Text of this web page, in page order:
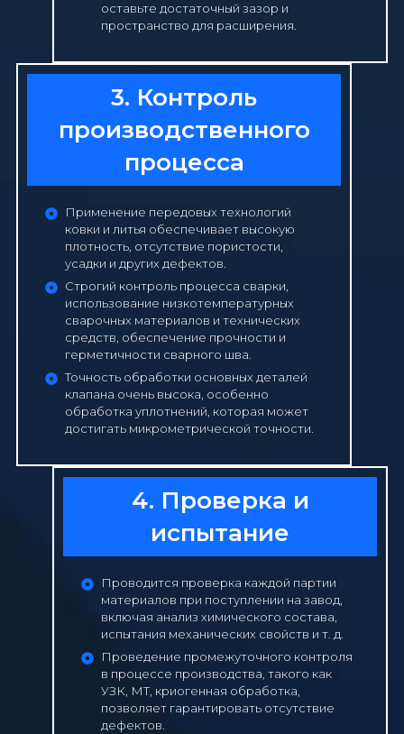
оставьте достаточный зазор и
пространство для расширения.
3. Контроль
производственного
процесса
Применение передовых технологий
ковки и литья обеспечивает высокую
плотность, отсутствие пористости,
усадки и других дефектов.
Строгий контроль процесса сварки,
использование низкотемпературных
сварочных материалов и технических
средств, обеспечение прочности и
герметичности сварного шва.
Точность обработки основных деталей
клапана очень высока, особенно
обработка уплотнений, которая может
достигать микрометрической точности.
4. Проверка и
испытание
Проводится проверка каждой партии
материалов при поступлении на завод,
включая анализ химического состава,
испытания механических свойств и т. д.
Проведение промежуточного контроля
в процессе производства, такого как
УЗК, МТ, криогенная обработка,
позволяет гарантировать отсутствие
дефектов.